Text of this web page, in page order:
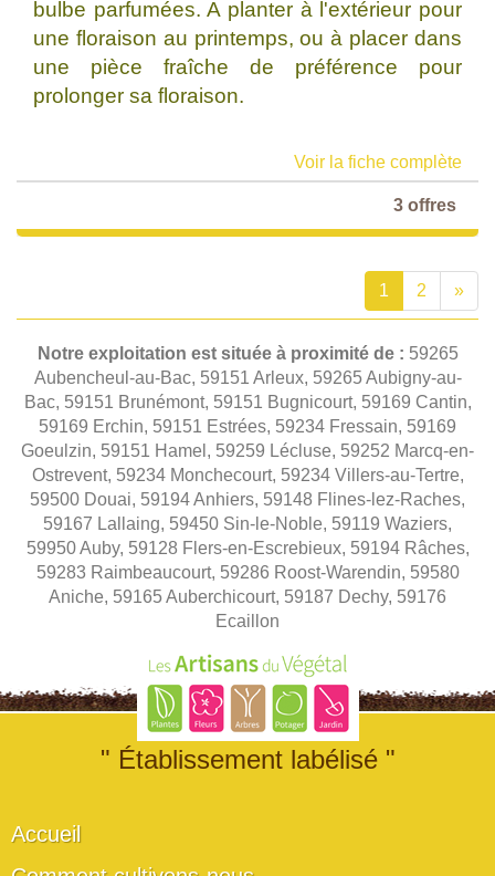
bulbe parfumées. A planter à l'extérieur pour
une floraison au printemps, ou à placer dans
une pièce fraîche de préférence pour
prolonger sa floraison.
Voir la fiche complète
3 offres
1 2 »
Notre exploitation est située à proximité de : 59265
Aubencheul-au-Bac, 59151 Arleux, 59265 Aubigny-au-
Bac, 59151 Brunémont, 59151 Bugnicourt, 59169 Cantin,
59169 Erchin, 59151 Estrées, 59234 Fressain, 59169
Goeulzin, 59151 Hamel, 59259 Lécluse, 59252 Marcq-en-
Ostrevent, 59234 Monchecourt, 59234 Villers-au-Tertre,
59500 Douai, 59194 Anhiers, 59148 Flines-lez-Raches,
59167 Lallaing, 59450 Sin-le-Noble, 59119 Waziers,
59950 Auby, 59128 Flers-en-Escrebieux, 59194 Râches,
59283 Raimbeaucourt, 59286 Roost-Warendin, 59580
Aniche, 59165 Auberchicourt, 59187 Dechy, 59176
Ecaillon
" Établissement labélisé "
Accueil